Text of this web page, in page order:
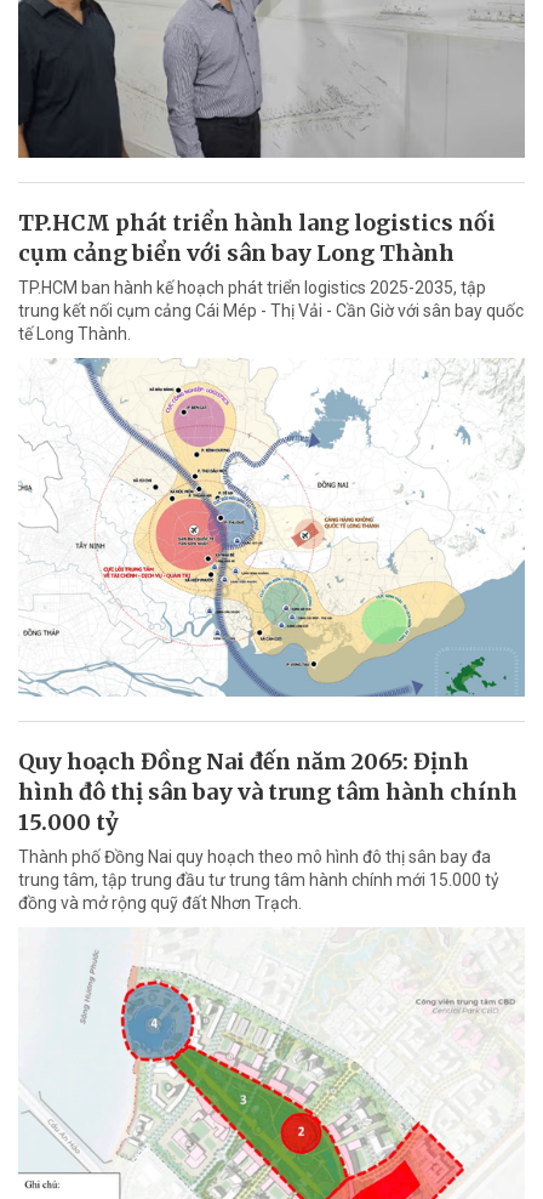
TP.HCM phát triển hành lang logistics nối
cụm cảng biển với sân bay Long Thành
TP.HCM ban hành kế hoạch phát triển logistics 2025-2035, tập
trung kết nối cụm cảng Cái Mép - Thị Vải - Cần Giờ với sân bay quốc
tế Long Thành.
Quy hoạch Đồng Nai đến năm 2065: Định
hình đô thị sân bay và trung tâm hành chính
15.000 tỷ
Thành phố Đồng Nai quy hoạch theo mô hình đô thị sân bay đa
trung tâm, tập trung đầu tư trung tâm hành chính mới 15.000 tỷ
đồng và mở rộng quỹ đất Nhơn Trạch.